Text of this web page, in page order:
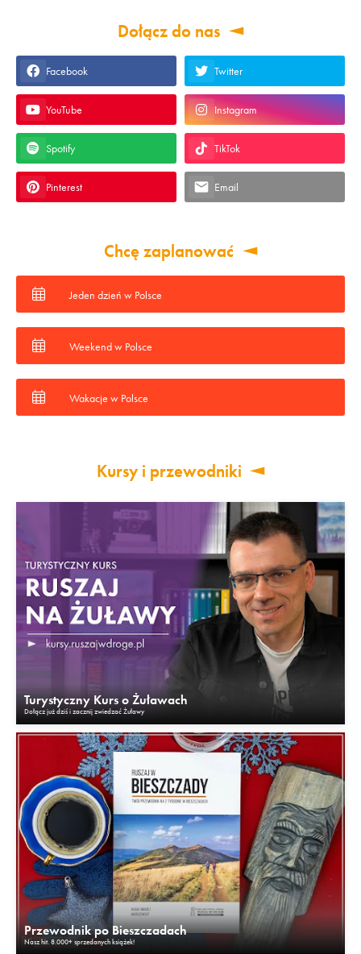
Dołącz do nas
Facebook Twitter
YouTube Instagram
Spotify TikTok
Pinterest Email
Chcę zaplanować
Jeden dzień w Polsce
Weekend w Polsce
Wakacje w Polsce
Kursy i przewodniki
Turystyczny Kurs o Żuławach
Dołącz już dziś i zacznij zwiedzać Żuławy
Przewodnik po Bieszczadach
Nasz hit. 8.000+ sprzedanych książek!